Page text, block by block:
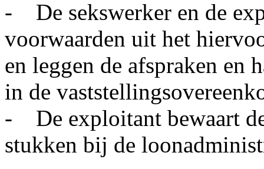
- De sekswerker en de
voorwaarden uit het
en leggen de afspraken en
in de
- De exploitant bewaart
stukken bij de